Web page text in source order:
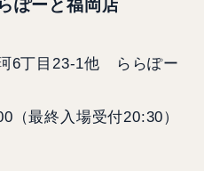
ぽーと福岡店
6丁目23-1他 ららぽー
最終入場受付20:30）